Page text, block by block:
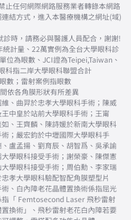
止任何網際網路服務業者轉錄本網路
結方式，進入本醫療機構之網址(域)
時，請務必與醫護人員配合，謝謝!
計量、22萬實例為全台大學眼科診
位為眼數、JCI證為Teipei,Taiwan、
科指二岸大學眼科聯盟合計
數；雷射案例指眼數
依各角膜形狀有所差異
、曲羿於忠孝大學眼科手術；陳威
中皇於站前大學眼科手術；王甯
、王齊麟、陳詩媛於新南大學眼科
；嚴宏鈞於中壢國際大學眼科手
盧孟揚、劉育辰、胡智爲、吳承諭
學眼科接受手術；謝榮豪、陳傑憲
學眼科接受手術；周伯勳、李家瑞
孝大學眼科驗配智配角膜塑型片
、白內障老花晶體置換術係指屈光
「 Femtosecond Laser 飛秒雷射
換術」、飛秒雷射老花白內障若要